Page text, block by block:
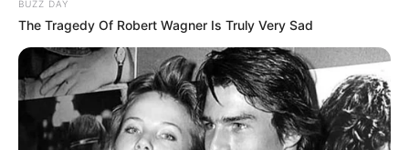
BUZZ DAY
The Tragedy Of Robert Wagner Is Truly Very Sad